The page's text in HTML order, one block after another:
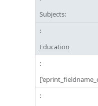
Subjects:
Education